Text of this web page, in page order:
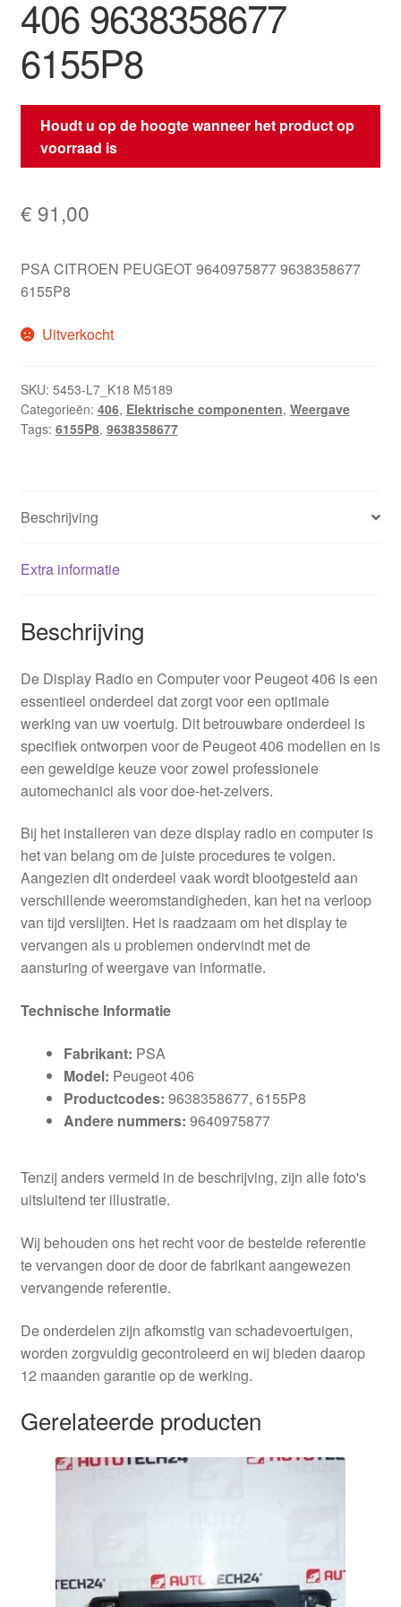
406 9638358677
6155P8
Houdt u op de hoogte wanneer het product op
voorraad is
€ 91,00
PSA CITROEN PEUGEOT 9640975877 9638358677
6155P8
Uitverkocht
SKU: 5453-L7_K18 M5189
Categorieën: 406, Elektrische componenten, Weergave
Tags: 6155P8, 9638358677
Beschrijving
Extra informatie
Beschrijving
De Display Radio en Computer voor Peugeot 406 is een
essentieel onderdeel dat zorgt voor een optimale
werking van uw voertuig. Dit betrouwbare onderdeel is
specifiek ontworpen voor de Peugeot 406 modellen en is
een geweldige keuze voor zowel professionele
automechanici als voor doe-het-zelvers.
Bij het installeren van deze display radio en computer is
het van belang om de juiste procedures te volgen.
Aangezien dit onderdeel vaak wordt blootgesteld aan
verschillende weeromstandigheden, kan het na verloop
van tijd verslijten. Het is raadzaam om het display te
vervangen als u problemen ondervindt met de
aansturing of weergave van informatie.
Technische Informatie
Fabrikant: PSA
Model: Peugeot 406
Productcodes: 9638358677, 6155P8
Andere nummers: 9640975877
Tenzij anders vermeld in de beschrijving, zijn alle foto's
uitsluitend ter illustratie.
Wij behouden ons het recht voor de bestelde referentie
te vervangen door de door de fabrikant aangewezen
vervangende referentie.
De onderdelen zijn afkomstig van schadevoertuigen,
worden zorgvuldig gecontroleerd en wij bieden daarop
12 maanden garantie op de werking.
Gerelateerde producten